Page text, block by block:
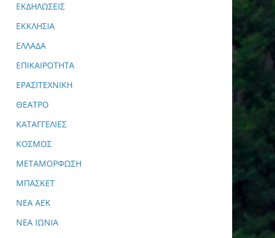
ΕΚΔΗΛΩΣΕΙΣ
ΕΚΚΛΗΣΙΑ
ΕΛΛΑΔΑ
ΕΠΙΚΑΙΡΟΤΗΤΑ
ΕΡΑΣΙΤΕΧΝΙΚΗ
ΘΕΑΤΡΟ
ΚΑΤΑΓΓΕΛΙΕΣ
ΚΟΣΜΟΣ
ΜΕΤΑΜΟΡΦΩΣΗ
ΜΠΑΣΚΕΤ
ΝΕΑ ΑΕΚ
ΝΕΑ ΙΩΝΙΑ